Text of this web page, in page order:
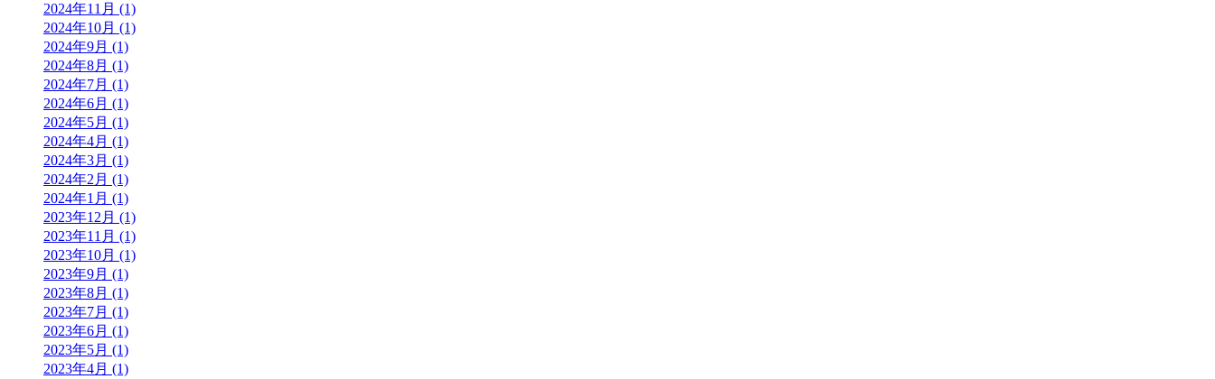
2024年11月 (1)
2024年10月 (1)
2024年9月 (1)
2024年8月 (1)
2024年7月 (1)
2024年6月 (1)
2024年5月 (1)
2024年4月 (1)
2024年3月 (1)
2024年2月 (1)
2024年1月 (1)
2023年12月 (1)
2023年11月 (1)
2023年10月 (1)
2023年9月 (1)
2023年8月 (1)
2023年7月 (1)
2023年6月 (1)
2023年5月 (1)
2023年4月 (1)